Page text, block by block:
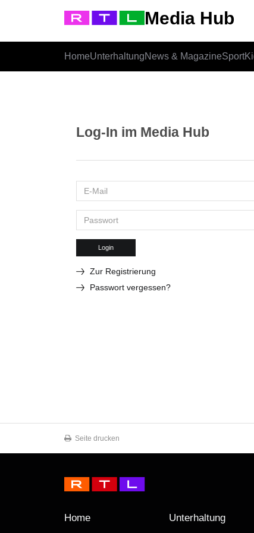
Media Hub
HomeUnterhaltungNews & MagazineSport
Log-In im Media Hub
Login
Zur Registrierung
Passwort vergessen?
Seite drucken
Home Unterhaltung